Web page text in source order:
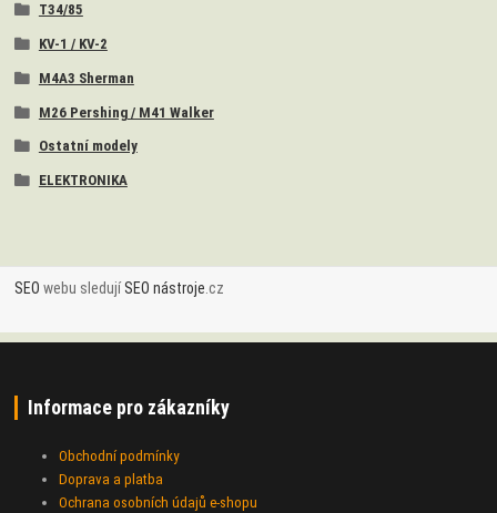
T34/85
KV-1 / KV-2
M4A3 Sherman
M26 Pershing / M41 Walker
Ostatní modely
ELEKTRONIKA
SEO webu sledujíSEO nástroje .cz
Informace pro zákazníky
Obchodní podmínky
Doprava a platba
Ochrana osobních údajů e-shopu